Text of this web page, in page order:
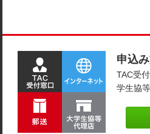
申込
TAC受
学生協